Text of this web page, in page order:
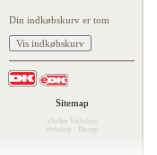
Din indkøbskurv er tom
Sitemap
eSeller Webshop
Webshop
Design